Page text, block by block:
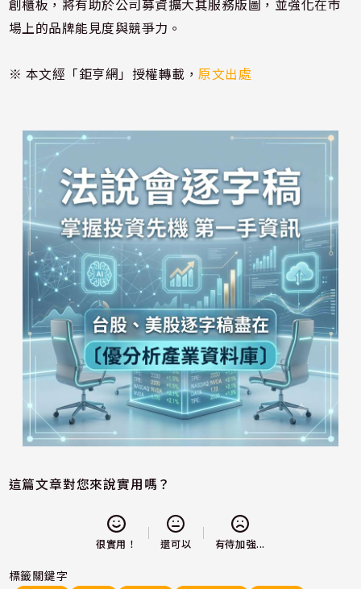
創櫃板，將有助於公司募資擴大其服務版圖，並強化在市
場上的品牌能見度與競爭力。
※ 本文經「鉅亨網」授權轉載，原文出處
這篇文章對您來說實用嗎？
很實用！ 還可以 有待加強...
標籤關鍵字